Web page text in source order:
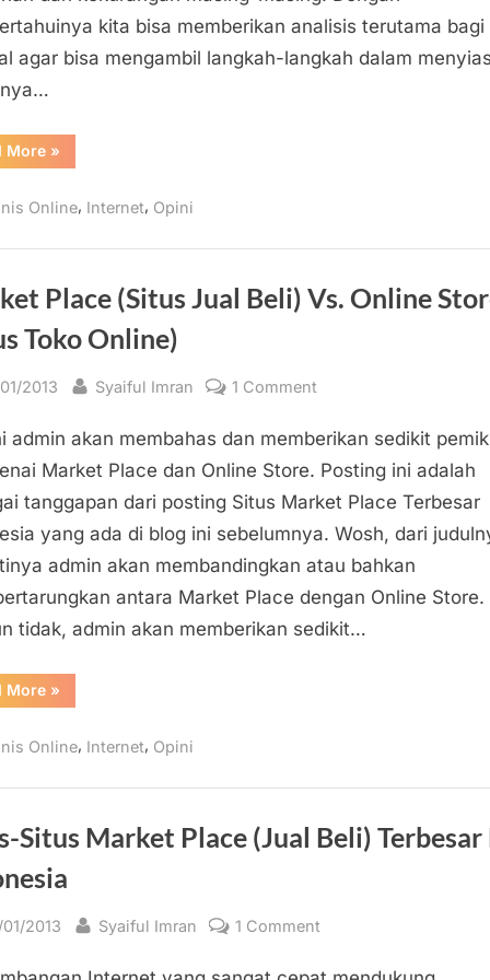
Online
Store
kita bisa memberikan analisis terutama bagi
agar bisa mengambil langkah-langkah dalam
More“Kelebihan
Dan
Place
»
Online, Internet, Opini
Place (Situs Jual Beli) Vs. Online
Toko Online)
2013 By
Syaiful Imran 1 Comment
Place
(Situs
Jual
Beli)
Online
Store
(Situs
admin akan membahas dan memberikan sedikit
Market Place dan Online Store. Posting ini adalah
tanggapan dari posting Situs Market Place Terbesar
yang ada di blog ini sebelumnya. Wosh, dari
admin akan membandingkan atau bahkan
antara Market Place dengan Online Store.
tidak, admin akan memberikan sedikit…
More“Market
Place
Beli)
Toko
Online)”
»
Online, Internet, Opini
Situs Market Place (Jual Beli) Terbesar
2013 By
Syaiful Imran 1 Comment